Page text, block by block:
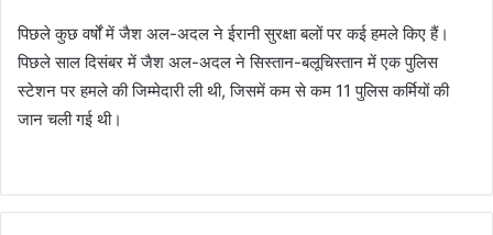
पिछले कुछ वर्षों में जैश अल-अदल ने ईरानी सुरक्षा बलों पर कई हमले किए हैं।
पिछले साल दिसंबर में जैश अल-अदल ने सिस्तान-बलूचिस्तान में एक पुलिस
स्टेशन पर हमले की जिम्मेदारी ली थी, जिसमें कम से कम 11 पुलिस कर्मियों की
जान चली गई थी।